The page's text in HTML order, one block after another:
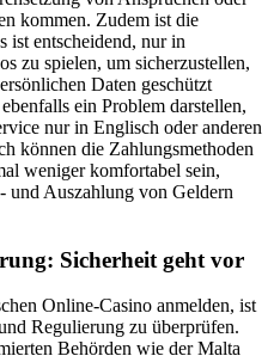
kommen. Zudem ist die
ist entscheidend, nur in
zu spielen, um sicherzustellen,
Daten geschützt
ein Problem darstellen,
nur in Englisch oder anderen
können die Zahlungsmethoden
weniger komfortabel sein,
und Auszahlung von Geldern
Sicherheit geht vor
Online-Casino anmelden, ist
Regulierung zu überprüfen.
Behörden wie der Malta